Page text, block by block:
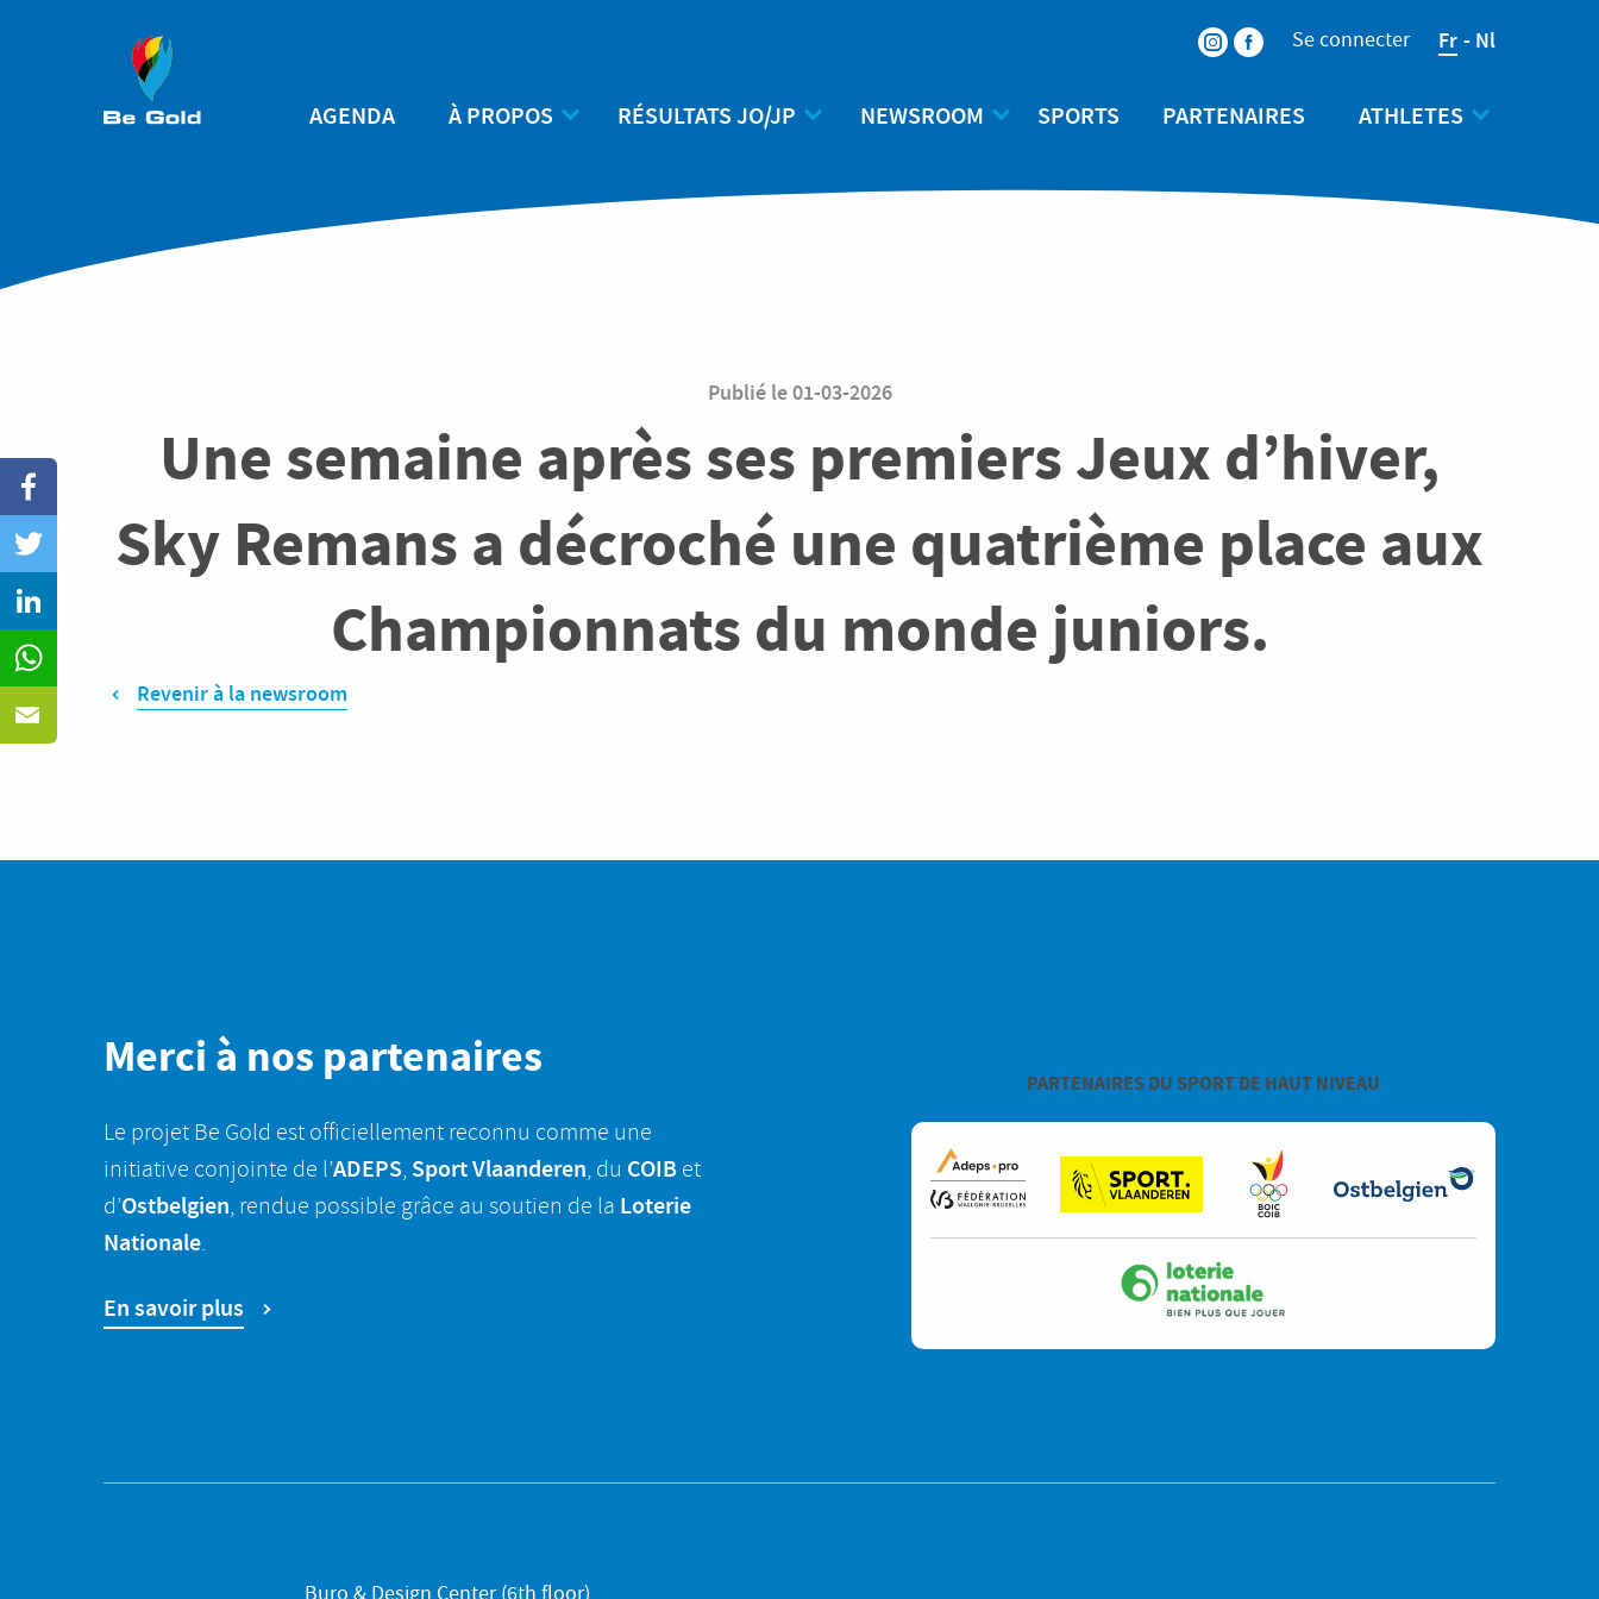
Submenu
Menu
du
compte
Se connecter Fr Nl
Main
navigation
AGENDA À PROPOS RÉSULTATS JO/JP NEWSROOM SPORTS PARTENAIRES ATHLETES
Publié le01-03-2026
Une semaine après ses premiers Jeux d’hiver,
Sky Remans a décroché une quatrième place aux
Championnats du monde juniors.
Revenir à la newsroom
Merci à nos partenaires
Le projet Be Gold est officiellement reconnu comme une
initiative conjointe de l’ADEPS, Sport Vlaanderen, du COIB et
d’Ostbelgien, rendue possible grâce au soutien de la Loterie
Nationale.
En savoir plus
PARTENAIRES DU SPORT DE HAUT NIVEAU
Buro & Design Center (6th floor)